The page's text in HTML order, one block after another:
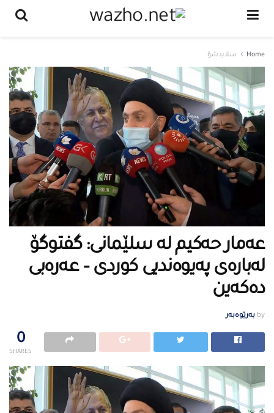
Home سلایدشۆ
عەمار حەكیم لە سلێمانی: گفتوگۆ
لەبارەی پەیوەندیی كوردی – عەرەبی
دەكەین
by بەرێوەبەر
0
SHARES